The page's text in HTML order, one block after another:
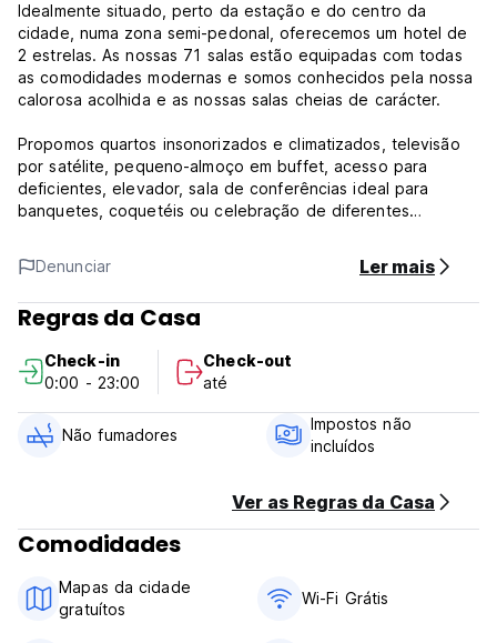
Idealmente situado, perto da estação e do centro da
cidade, numa zona semi-pedonal, oferecemos um hotel de
2 estrelas. As nossas 71 salas estão equipadas com todas
as comodidades modernas e somos conhecidos pela nossa
calorosa acolhida e as nossas salas cheias de carácter.
Propomos quartos insonorizados e climatizados, televisão
por satélite, pequeno-almoço em buffet, acesso para
deficientes, elevador, sala de conferências ideal para
banquetes, coquetéis ou celebração de diferentes
bic (Auto-translated from original language)
Denunciar Ler mais
Regras da Casa
Check-in
0:00 - 23:00
Check-out
até
Não fumadores
Impostos não
incluídos
Ver as Regras da Casa
Comodidades
Mapas da cidade
gratuítos
Wi-Fi Grátis